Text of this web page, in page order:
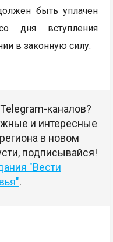
быть уплачен
дня вступления
в законную силу.
каналов?
и интересные
в новом
подписывайся!
"Вести
.